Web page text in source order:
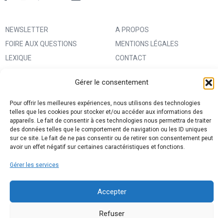
Gérer le consentement
Pour offrir les meilleures expériences, nous utilisons des technologies
telles que les cookies pour stocker et/ou accéder aux informations des
appareils. Le fait de consentir à ces technologies nous permettra de traiter
des données telles que le comportement de navigation ou les ID uniques
sur ce site. Le fait de ne pas consentir ou de retirer son consentement peut
avoir un effet négatif sur certaines caractéristiques et fonctions.
Gérer les services
Accepter
Refuser
NEWSLETTER
FOIRE AUX QUESTIONS
LEXIQUE
MA BOUTIQUE CREATIVE FABRICA
A PROPOS
MENTIONS LÉGALES
CONTACT
CONDITIONS GÉNÉRALES
D’UTILISATION
POLITIQUE DE CONFIDENTIALITÉ
ET PROTECTION DES DONNÉES
(RGPD)